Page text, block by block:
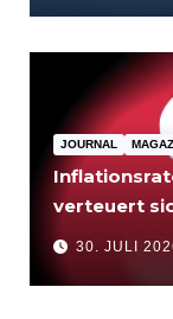
JOURNAL
verteuert
30. JULI